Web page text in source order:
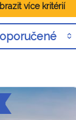
více kritérií